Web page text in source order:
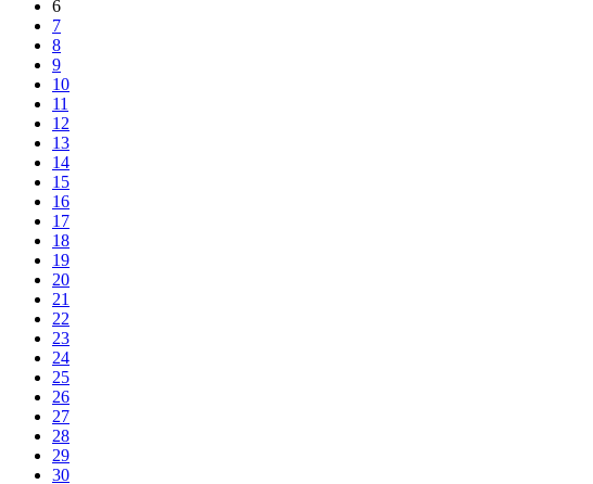
6
7
8
9
10
11
12
13
14
15
16
17
18
19
20
21
22
23
24
25
26
27
28
29
30